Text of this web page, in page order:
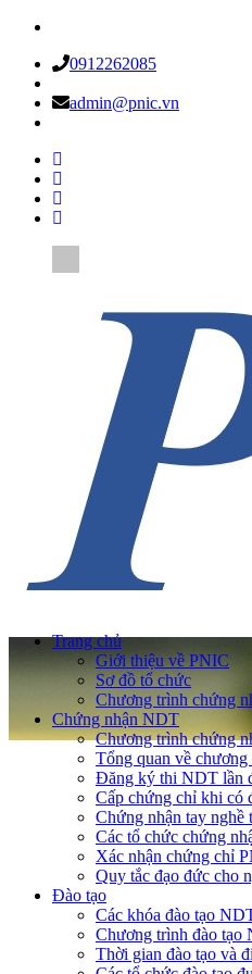
0912262085
admin@pnic.vn
Trang chủ
Giới thiệu về PNIC
Sơ đồ tổ chức
Chương trình chứng
Chứng nhận NDT
Chương trình chứng
Tổng quan về
Đăng ký thi NDT lần
Cấp chứng chỉ khi có
Chứng nhận tay nghề
Các tổ chức chứng
Xác nhận chứng chỉ
Quy tắc đạo đức cho
Đào tạo
Các khóa đào tạo
Chương trình đào tạo
Thời gian đào tạo và